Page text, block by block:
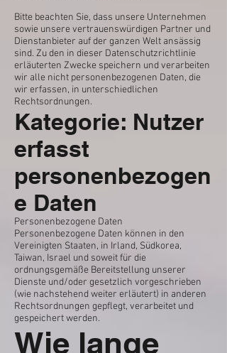
Bitte beachten Sie, dass unsere Unternehmen
sowie unsere vertrauenswürdigen Partner und
Dienstanbieter auf der ganzen Welt ansässig
sind. Zu den in dieser Datenschutzrichtlinie
erläuterten Zwecke speichern und verarbeiten
wir alle nicht personenbezogenen Daten, die
wir erfassen, in unterschiedlichen
Rechtsordnungen.
Kategorie: Nutzer
erfasst
personenbezogen
e Daten
Personenbezogene Daten
Personenbezogene Daten können in den
Vereinigten Staaten, in Irland, Südkorea,
Taiwan, Israel und soweit für die
ordnungsgemäße Bereitstellung unserer
Dienste und/oder gesetzlich vorgeschrieben
(wie nachstehend weiter erläutert) in anderen
Rechtsordnungen gepflegt, verarbeitet und
gespeichert werden.
Wie lange